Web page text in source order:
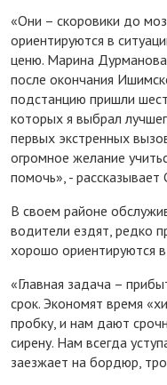
«Они – скоровики до
ориентируются в
ценю. Марина Дурманова
после окончания
подстанцию пришли
которых я выбрал
первых экстренных
огромное желание
помочь», - рассказывает
В своем районе
водители ездят, редко
хорошо ориентируются
«Главная задача –
срок. Экономят время
пробку, и нам дают
сирену. Нам всегда
заезжает на бордюр,